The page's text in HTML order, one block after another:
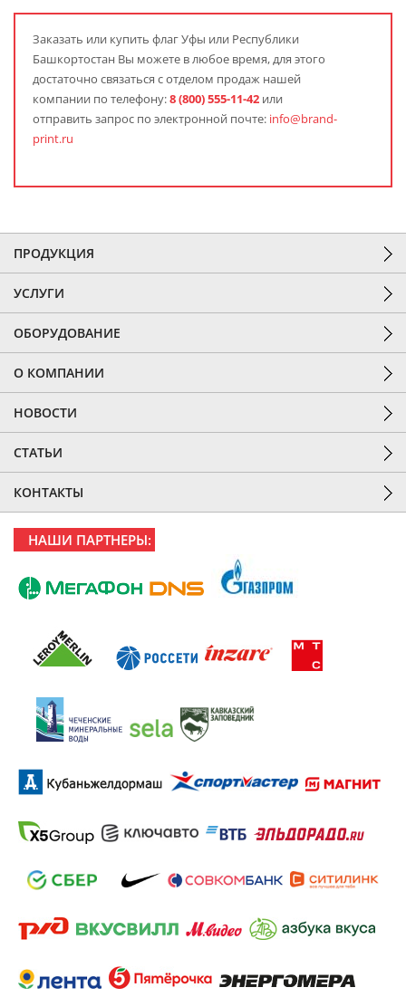
Заказать или купить флаг Уфы или Республики
Башкортостан Вы можете в любое время, для этого
достаточно связаться с отделом продаж нашей
компании по телефону:8 (800) 555-11-42 или
отправить запрос по электронной почте: info@brand-
print.ru
ПРОДУКЦИЯ
УСЛУГИ
ОБОРУДОВАНИЕ
О КОМПАНИИ
НОВОСТИ
СТАТЬИ
КОНТАКТЫ
НАШИ ПАРТНЕРЫ: